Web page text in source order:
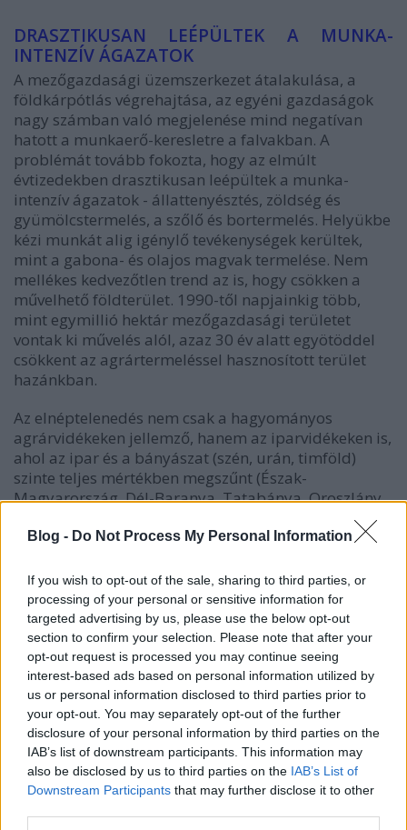
Blog - Do Not Process My Personal Information
If you wish to opt-out of the sale, sharing to third parties, or
processing of your personal or sensitive information for
targeted advertising by us, please use the below opt-out
section to confirm your selection. Please note that after your
opt-out request is processed you may continue seeing
interest-based ads based on personal information utilized by
us or personal information disclosed to third parties prior to
your opt-out. You may separately opt-out of the further
disclosure of your personal information by third parties on the
IAB’s list of downstream participants. This information may
also be disclosed by us to third parties on the IAB’s List of
Downstream Participants that may further disclose it to other
DRASZTIKUSAN LEÉPÜLTEK A MUNKA-
INTENZÍV ÁGAZATOK
A mezőgazdasági üzemszerkezet átalakulása, a
földkárpótlás végrehajtása, az egyéni gazdaságok
nagy számban való megjelenése mind negatívan
hatott a munkaerő-keresletre a falvakban. A
problémát tovább fokozta, hogy az elmúlt
évtizedekben drasztikusan leépültek a munka-
intenzív ágazatok - állattenyésztés, zöldség és
gyümölcstermelés, a szőlő és bortermelés. Helyükbe
kézi munkát alig igénylő tevékenységek kerültek,
mint a gabona- és olajos magvak termelése. Nem
mellékes kedvezőtlen trend az is, hogy csökken a
művelhető földterület. 1990-től napjainkig több,
mint egymillió hektár mezőgazdasági területet
vontak ki művelés alól, azaz 30 év alatt egyötöddel
csökkent az agrártermeléssel hasznosított terület
hazánkban.
Az elnéptelenedés nem csak a hagyományos
agrárvidékeken jellemző, hanem az iparvidékeken is,
ahol az ipar és a bányászat (szén, urán, timföld)
szinte teljes mértékben megszűnt (Észak-
Magyarország, Dél-Baranya, Tatabánya, Oroszlány
környéke, Közép-Bakony, stb.) Sajnálatos módon e
depresszív térségekben minden kormányzati
gazdasági lemaradás a jellemző. Ez totális
kudarcnak nevezhető, pláne, ha a statisztikai adatok
tükrében vizsgáljuk a történéseket. Az unióba
történő belépésünk óta sem sikerült érdemben
felhozni elmaradott térségeinket, noha ehhez
bőséges uniós források álltak rendelkezésre! Az egy
főre jutó GDP Magyarországon 54%-kal nőtt 2004-
2018 között, de miközben a Nyugat-Dunántúlon és
Közép-Magyarországon 80%-ot meghaladó
mértékben, addig Észak- és Dél-Alföldön, valamint a
Dél-Dunántúlon 5-10%-kal csökkent a teljesítmény. A
győri Audi -Hungária Zrt. egymaga nagyobb értéket
állít elő, mint Dél-Alföld egésze.